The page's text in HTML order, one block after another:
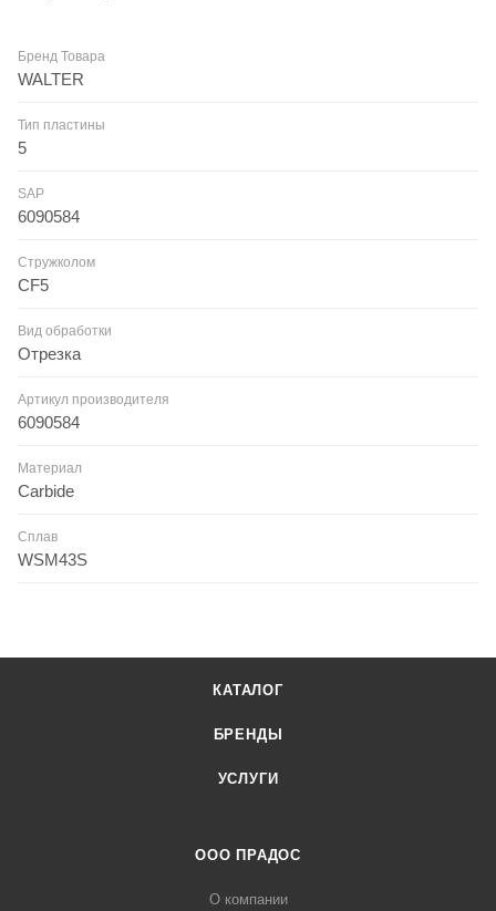
Бренд Товара
WALTER
Тип пластины
5
SAP
6090584
Стружколом
CF5
Вид обработки
Отрезка
Артикул производителя
6090584
Материал
Carbide
Сплав
WSM43S
КАТАЛОГ
БРЕНДЫ
УСЛУГИ
ООО ПРАДОС
О компании